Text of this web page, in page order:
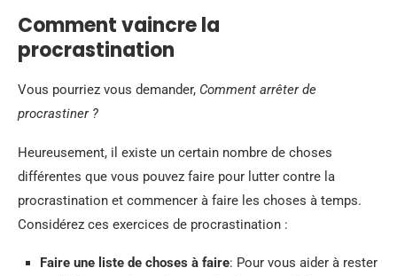
Comment vaincre la
procrastination
Vous pourriez vous demander, Comment arrêter de
procrastiner ?
Heureusement, il existe un certain nombre de choses
différentes que vous pouvez faire pour lutter contre la
procrastination et commencer à faire les choses à temps.
Considérez ces exercices de procrastination :
Faire une liste de choses à faire: Pour vous aider à rester